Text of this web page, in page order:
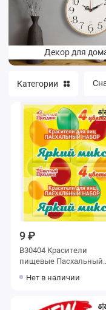
Декор для
Согревающая
Текстиль
Категории
9 ₽
В30404 Красители
пищевые Пасхальный
Нет в наличии